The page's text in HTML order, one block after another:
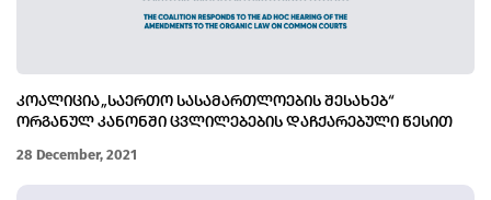
ᲙᲝᲐᲚᲘᲪᲘᲐ „ᲡᲐᲔᲠᲗᲝ ᲡᲐᲡᲐᲛᲐᲠᲗᲚᲝᲔᲑᲘᲡ ᲨᲔᲡᲐᲮᲔᲑ“
ᲝᲠᲒᲐᲜᲣᲚ ᲙᲐᲜᲝᲜᲨᲘ ᲪᲕᲚᲘᲚᲔᲑᲔᲑᲘᲡ ᲓᲐᲩᲥᲐᲠᲔᲑᲣᲚᲘ ᲬᲔᲡᲘᲗ
28 December, 2021